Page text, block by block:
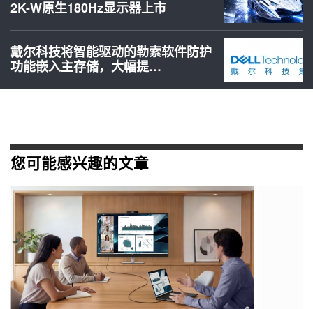
2K-W原生180Hz显示器上市
戴尔科技将智能驱动的勒索软件防护
功能嵌入主存储，大幅提…
您可能感兴趣的文章